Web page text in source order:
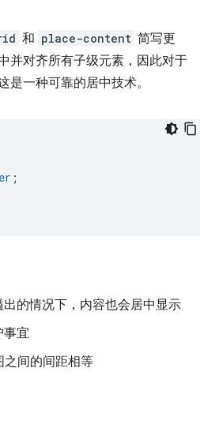
和 place-content 简写更
并对齐所有子级元素，因此对于
是一种可靠的居中技术。
;
的情况下，内容也会居中显示
事宜
间的间距相等